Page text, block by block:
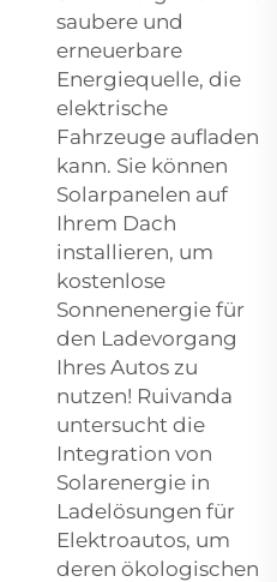
saubere und
erneuerbare
Energiequelle, die
elektrische
Fahrzeuge aufladen
kann. Sie können
Solarpanelen auf
Ihrem Dach
installieren, um
kostenlose
Sonnenenergie für
den Ladevorgang
Ihres Autos zu
nutzen! Ruivanda
untersucht die
Integration von
Solarenergie in
Ladelösungen für
Elektroautos, um
deren ökologischen